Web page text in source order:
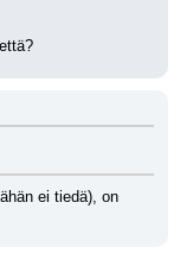
ei tiedä), on